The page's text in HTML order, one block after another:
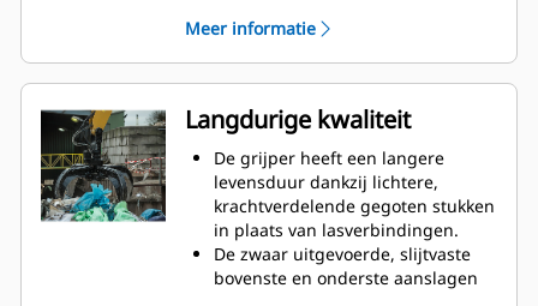
Cat machines zijn
voorgeprogrammeerd met
optimale prestatie-instellingen
voor uw grijper, om de koppeling
en efficiëntie van de machine en
de grijper te maximaliseren.
Bereik nieuwe hoogten met een
nog preciezere zwenkfunctie. De
compacte hoogte van GSH-
poliepgrijpers vergroot uw
mogelijkheden en is ideaal voor
Meer informatie
Langdurige kwaliteit
De grijper heeft een langere
levensduur dankzij lichtere,
krachtverdelende gegoten stukken
in plaats van lasverbindingen.
De zwaar uitgevoerde, slijtvaste
bovenste en onderste aanslagen